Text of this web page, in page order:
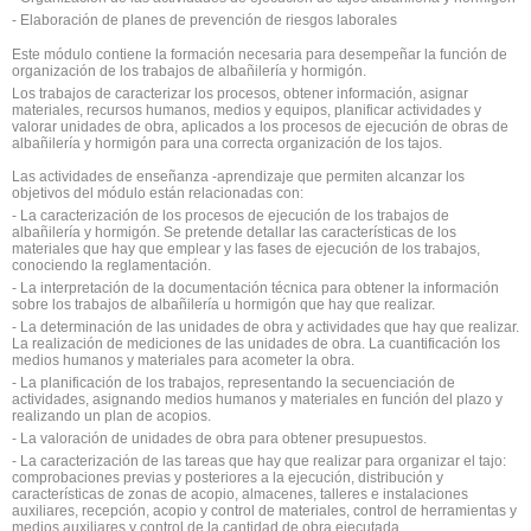
- Elaboración de planes de prevención de riesgos laborales
Este módulo contiene la formación necesaria para desempeñar la función de
organización de los trabajos de albañilería y hormigón.
Los trabajos de caracterizar los procesos, obtener información, asignar
materiales, recursos humanos, medios y equipos, planificar actividades y
valorar unidades de obra, aplicados a los procesos de ejecución de obras de
albañilería y hormigón para una correcta organización de los tajos.
Las actividades de enseñanza -aprendizaje que permiten alcanzar los
objetivos del módulo están relacionadas con:
- La caracterización de los procesos de ejecución de los trabajos de
albañilería y hormigón. Se pretende detallar las características de los
materiales que hay que emplear y las fases de ejecución de los trabajos,
conociendo la reglamentación.
- La interpretación de la documentación técnica para obtener la información
sobre los trabajos de albañilería u hormigón que hay que realizar.
- La determinación de las unidades de obra y actividades que hay que realizar.
La realización de mediciones de las unidades de obra. La cuantificación los
medios humanos y materiales para acometer la obra.
- La planificación de los trabajos, representando la secuenciación de
actividades, asignando medios humanos y materiales en función del plazo y
realizando un plan de acopios.
- La valoración de unidades de obra para obtener presupuestos.
- La caracterización de las tareas que hay que realizar para organizar el tajo:
comprobaciones previas y posteriores a la ejecución, distribución y
características de zonas de acopio, almacenes, talleres e instalaciones
auxiliares, recepción, acopio y control de materiales, control de herramientas y
medios auxiliares y control de la cantidad de obra ejecutada.